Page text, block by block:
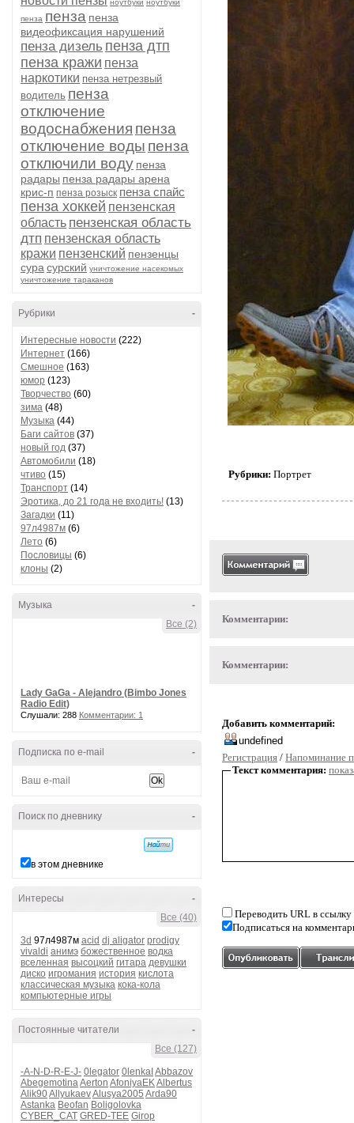
ноутбуки ноутбуки
пенза пенза пенза
видеофиксация нарушений
пенза дизель пенза дтп
пенза кражи пенза
наркотики пенза нетрезвый
водитель пенза
отключение
водоснабжения пенза
отключение воды пенза
отключили воду пенза
радары пенза радары арена
крис-п пенза розыск пенза спайс
пенза хоккей пензенская
область пензенская область
дтп пензенская область
кражи пензенский пензенцы
сура сурский уничтожение насекомых
уничтожение тараканов
-
Рубрики
Интересные новости (222)
Интернет (166)
Смешное (163)
юмор (123)
Творчество (60)
зима (48)
Музыка (44)
Баги сайтов (37)
новый год (37)
Автомобили (18)
чтиво (15)
Транспорт (14)
Эротика, до 21 года не входить! (13)
Загадки (11)
97л4987м (6)
Лето (6)
Пословицы (6)
клоны (2)
-
Музыка
Все (2)
Lady GaGa - Alejandro (Bimbo Jones
Radio Edit)
Слушали: 288 Комментарии: 1
-
Подписка по e-mail
-
Поиск по дневнику
в этом дневнике
-
Интересы
Все (40)
3d 97л4987м acid dj aligator prodigy
vivaldi анимэ божественное водка
вселенная высоцкий гитара девушки
диско игромания история кислота
классическая музыка кока-кола
компьютерные игры
-
Постоянные читатели
Все (127)
-A-N-D-R-E-J- 0legator 0lenkaI Abbazov
AbegemotinaAerton AfoniyaEKAlbertus
Alik90AllyukaevAlusya2005 Arda90
Astanka Beofan Boligolovka
CYBER_CAT GRED-TEE Girop
Рубрики: Портрет
Комментарии:
Комментарии:
Добавить комментарий:
Регистрация / Напоминание
Текст комментария:
Переводить URL в ссылку
Подписаться на